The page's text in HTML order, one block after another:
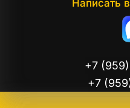
Написать
+7
+7